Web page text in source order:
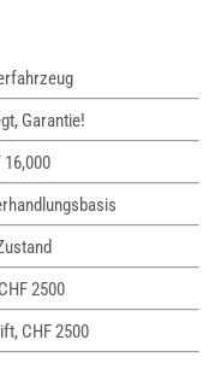
Garantie!
16,000
2500
CHF 2500